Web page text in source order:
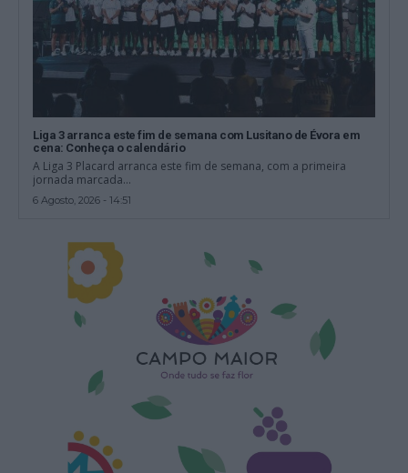
Liga 3 arranca este fim de semana com Lusitano de Évora em
cena: Conheça o calendário
A Liga 3 Placard arranca este fim de semana, com a primeira
jornada marcada...
6 Agosto, 2026 - 14:51